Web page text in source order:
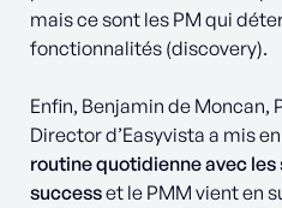
mais ce sont les PM qui
fonctionnalités (discovery).
Enfin, Benjamin de Moncan,
Director d’Easyvista a mis
routine quotidienne avec
successet le PMM vient en